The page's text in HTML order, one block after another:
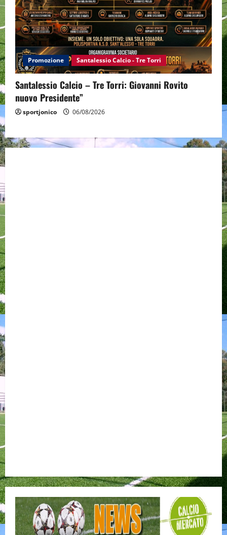
Promozione Santalessio Calcio - Tre Torri
Santalessio Calcio – Tre Torri: Giovanni Rovito
nuovo Presidente”
sportjonico 06/08/2026